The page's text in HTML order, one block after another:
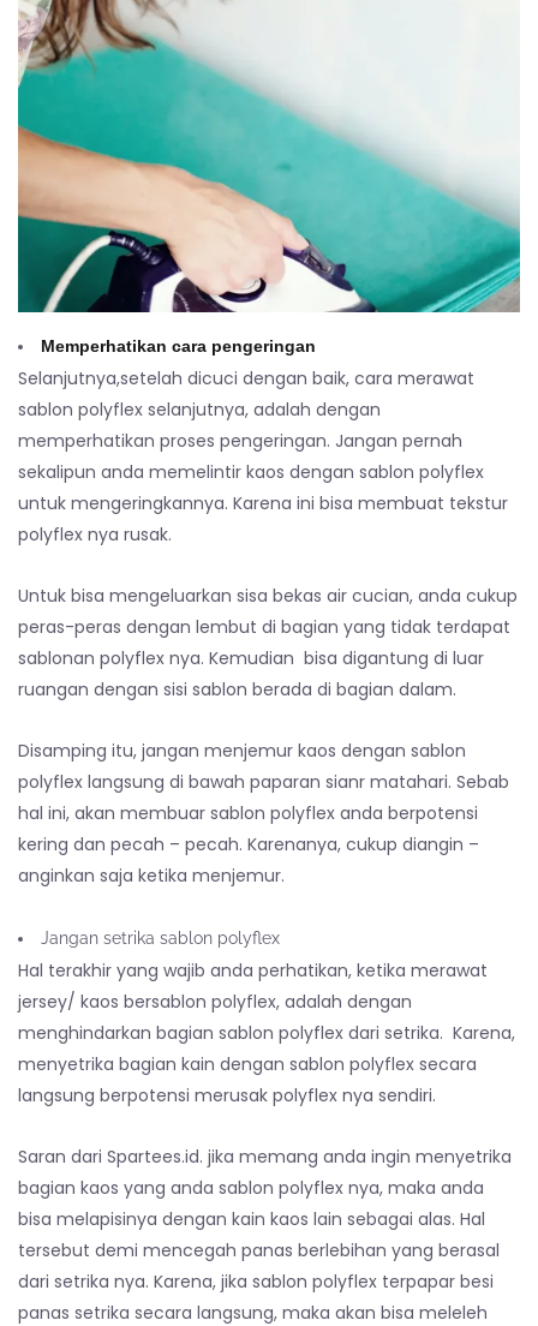
Memperhatikan cara pengeringan
Selanjutnya,setelah dicuci dengan baik, cara merawat
sablon polyflex selanjutnya, adalah dengan
memperhatikan proses pengeringan. Jangan pernah
sekalipun anda memelintir kaos dengan sablon polyflex
untuk mengeringkannya. Karena ini bisa membuat tekstur
polyflex nya rusak.
Untuk bisa mengeluarkan sisa bekas air cucian, anda cukup
peras-peras dengan lembut di bagian yang tidak terdapat
sablonan polyflex nya. Kemudian bisa digantung di luar
ruangan dengan sisi sablon berada di bagian dalam.
Disamping itu, jangan menjemur kaos dengan sablon
polyflex langsung di bawah paparan sianr matahari. Sebab
hal ini, akan membuar sablon polyflex anda berpotensi
kering dan pecah – pecah. Karenanya, cukup diangin –
anginkan saja ketika menjemur.
Jangan setrika sablon polyflex
Hal terakhir yang wajib anda perhatikan, ketika merawat
jersey/ kaos bersablon polyflex, adalah dengan
menghindarkan bagian sablon polyflex dari setrika. Karena,
menyetrika bagian kain dengan sablon polyflex secara
langsung berpotensi merusak polyflex nya sendiri.
Saran dari Spartees.id. jika memang anda ingin menyetrika
bagian kaos yang anda sablon polyflex nya, maka anda
bisa melapisinya dengan kain kaos lain sebagai alas. Hal
tersebut demi mencegah panas berlebihan yang berasal
dari setrika nya. Karena, jika sablon polyflex terpapar besi
panas setrika secara langsung, maka akan bisa meleleh